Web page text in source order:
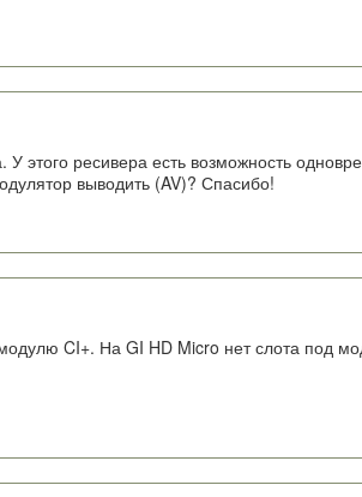
У этого ресивера есть возможность
выводить (AV)? Спасибо!
CI+. На GI HD Micro нет слота под